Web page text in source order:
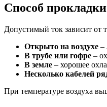
Способ
Допустимый ток зависит от
Открыто на воздухе –
В трубе или гофре –
В земле – хорошее
Несколько кабелей
При температуре воздуха